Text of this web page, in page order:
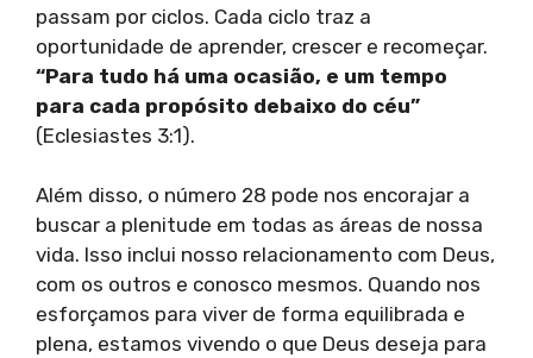
passam por ciclos. Cada ciclo traz a
oportunidade de aprender, crescer e recomeçar.
“Para tudo há uma ocasião, e um tempo
para cada propósito debaixo do céu”
(Eclesiastes 3:1).
Além disso, o número 28 pode nos encorajar a
buscar a plenitude em todas as áreas de nossa
vida. Isso inclui nosso relacionamento com Deus,
com os outros e conosco mesmos. Quando nos
esforçamos para viver de forma equilibrada e
plena, estamos vivendo o que Deus deseja para